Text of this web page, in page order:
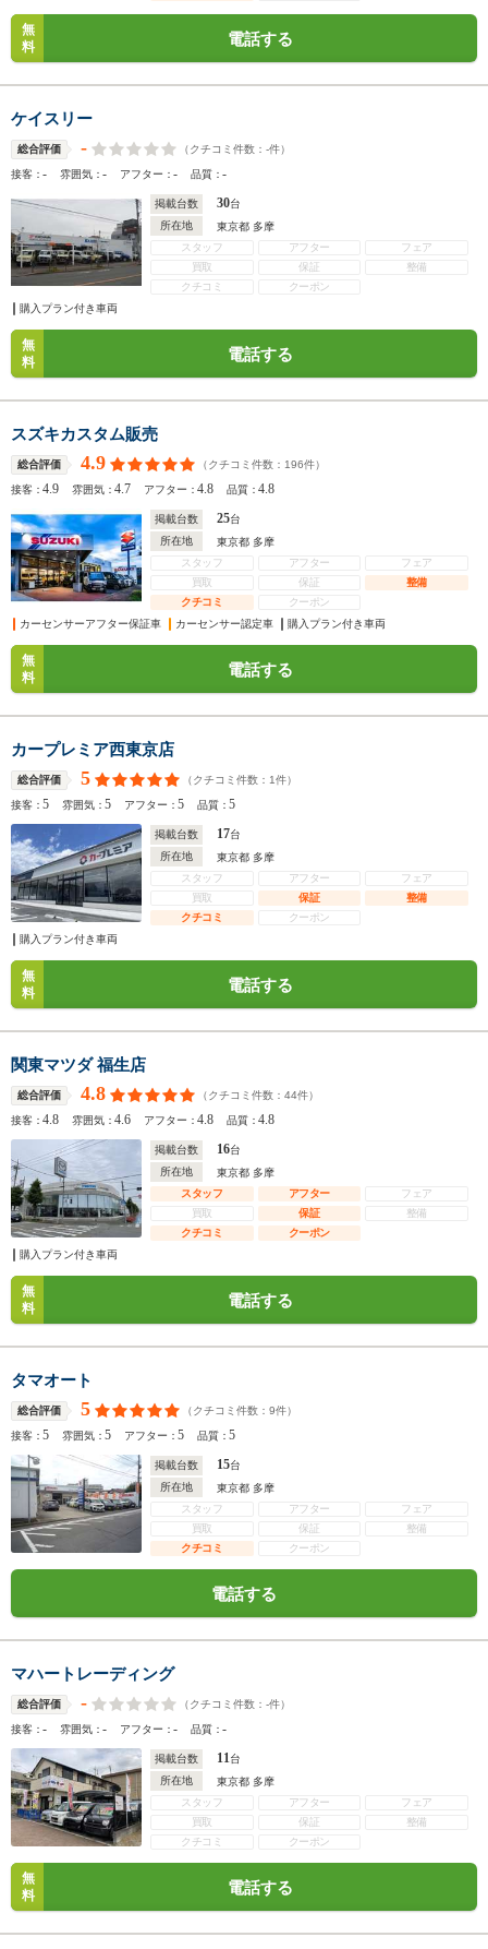
無
料
電話する
ケイスリー
総合評価 - （クチコミ件数： -件）
接客：- 雰囲気：- アフター：- 品質：-
掲載台数 30台
所在地
東京都 多摩
スタッフ
アフター
フェア
買取
保証
整備
クチコミ
クーポン
購入プラン付き車両
無
料
電話する
スズキカスタム販売
総合評価 4.9 （クチコミ件数： 196件）
接客：4.9 雰囲気：4.7 アフター：4.8 品質：4.8
掲載台数 25台
所在地
東京都 多摩
スタッフ
アフター
フェア
買取
保証
整備
クチコミ
クーポン
カーセンサーアフター保証車
カーセンサー認定車 購入プラン付き車両
無
料
電話する
カープレミア西東京店
総合評価 5 （クチコミ件数： 1件）
接客：5 雰囲気：5 アフター：5 品質：5
掲載台数 17台
所在地
東京都 多摩
スタッフ
アフター
フェア
買取
保証
整備
クチコミ
クーポン
購入プラン付き車両
無
料
電話する
関東マツダ 福生店
総合評価 4.8 （クチコミ件数： 44件）
接客：4.8 雰囲気：4.6 アフター：4.8 品質：4.8
掲載台数 16台
所在地
東京都 多摩
スタッフ
アフター
フェア
買取
保証
整備
クチコミ
クーポン
購入プラン付き車両
無
料
電話する
タマオート
総合評価 5 （クチコミ件数： 9件）
接客：5 雰囲気：5 アフター：5 品質：5
掲載台数 15台
所在地
東京都 多摩
スタッフ
アフター
フェア
買取
保証
整備
クチコミ
クーポン
電話する
マハートレーディング
総合評価 - （クチコミ件数： -件）
接客：- 雰囲気：- アフター：- 品質：-
掲載台数 11台
所在地
東京都 多摩
スタッフ
アフター
フェア
買取
保証
整備
クチコミ
クーポン
無
料
電話する